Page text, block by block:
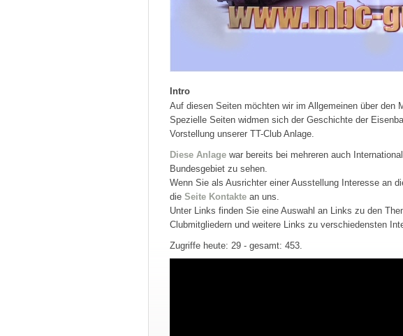
Intro
Auf diesen Seiten möchten wir im Allgemeinen über den
Spezielle Seiten widmen sich der Geschichte der
Vorstellung unserer TT-Club Anlage.
Diese Anlage war bereits bei mehreren auch
Bundesgebiet zu sehen.
Wenn Sie als Ausrichter einer Ausstellung Interesse an
die Seite Kontakte an uns.
Unter Links finden Sie eine Auswahl an Links zu den
Clubmitgliedern und weitere Links zu verschiedensten
Zugriffe heute: 29 - gesamt: 453.